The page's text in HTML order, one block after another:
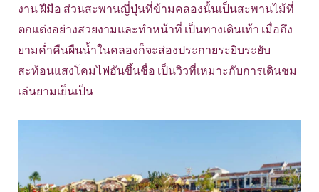
งาน ฝีมือ ส่วนสะพานญี่ปุ่นที่ข้ามคลองนั้นเป็นสะพานไม้ที่
ตกแต่งอย่างสวยงามและทำหน้าที่ เป็นทางเดินเท้า เมื่อถึง
ยามค่ำคืนผืนน้ำในคลองก็จะส่องประกายระยิบระยับ
สะท้อนแสงโคมไฟอันขึ้นชื่อ เป็นวิวที่เหมาะกับการเดินชม
เล่นยามเย็นเป็น